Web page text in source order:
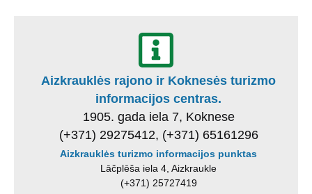
Aizkrauklės rajono ir Koknesės turizmo
informacijos centras.
1905. gada iela 7, Koknese
(+371) 29275412, (+371) 65161296
Aizkrauklės turizmo informacijos punktas
Lāčplēša iela 4, Aizkraukle
(+371) 25727419